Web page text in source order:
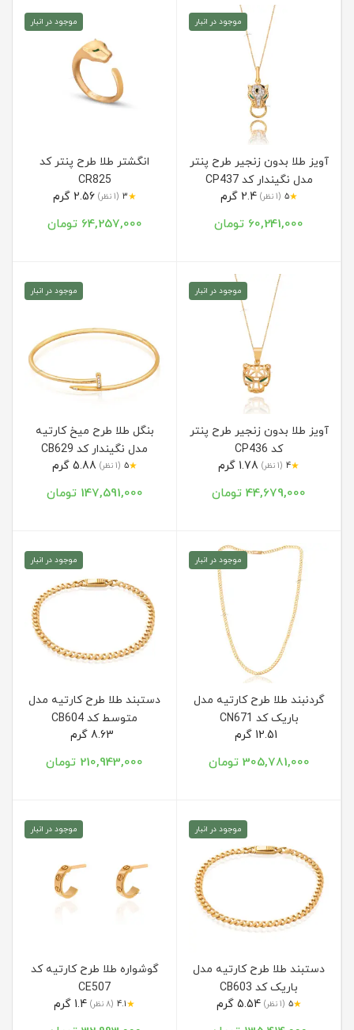
موجود در انبار
آویز طلا بدون زنجیر طرح پنتر
مدل نگیندار کد CP437
★
5 (1 نظر) 2.4 گرم
60,241,000 تومان
موجود در انبار
انگشتر طلا طرح پنتر کد
CR825
★
3 (1 نظر) 2.56 گرم
64,257,000 تومان
موجود در انبار
آویز طلا بدون زنجیر طرح پنتر
کد CP436
★
4 (1 نظر)
44,679,000 تومان
موجود در انبار
بنگل طلا طرح میخ کارتیه
مدل نگیندار کد CB629
★
5 (1 نظر)
147,591,000 تومان
موجود در انبار
گردنبند طلا طرح کارتیه مدل
باریک کد CN671
305,781,000 تومان
موجود در انبار
دستبند طلا طرح کارتیه مدل
متوسط کد CB604
210,943,000 تومان
موجود در انبار
دستبند طلا طرح کارتیه مدل
باریک کد CB603
★
5 (1 نظر) 5.54 گرم
موجود در انبار
گوشواره طلا طرح کارتیه کد
CE507
★
4.1 (8 نظر)